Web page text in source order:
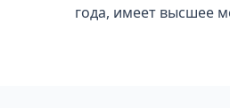
года, имеет высшее